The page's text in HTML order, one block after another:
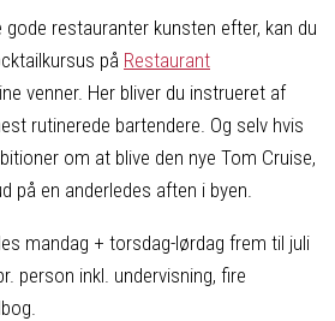
restauranter kunsten efter, kan du
på Restaurant
venner. Her bliver du instrueret af
rutinerede bartendere. Og selv hvis
om at blive den nye Tom Cruise,
på en anderledes aften i byen.
mandag + torsdag-lørdag frem til juli
person inkl. undervisning, fire